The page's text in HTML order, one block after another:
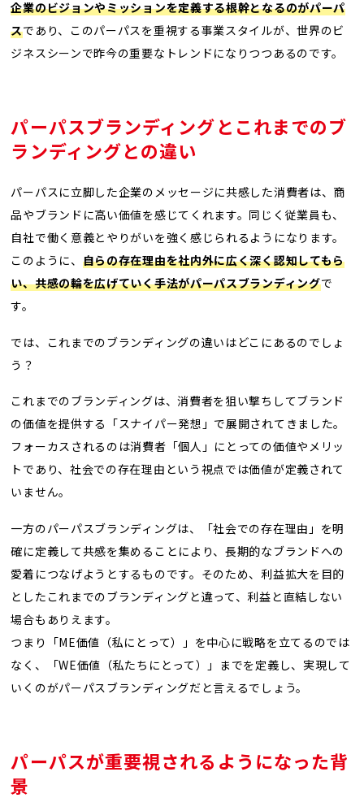
企業のビジョンやミッションを定義する根幹となるのがパーパ
スであり、このパーパスを重視する事業スタイルが、世界のビ
ジネスシーンで昨今の重要なトレンドになりつつあるのです。
パーパスブランディングとこれまでのブ
ランディングとの違い
パーパスに立脚した企業のメッセージに共感した消費者は、商
品やブランドに高い価値を感じてくれます。同じく従業員も、
自社で働く意義とやりがいを強く感じられるようになります。
このように、 自らの存在理由を社内外に広く深く認知してもら
い、共感の輪を広げていく手法がパーパスブランディングで
す。
では、これまでのブランディングの違いはどこにあるのでしょ
う？
これまでのブランディングは、消費者を狙い撃ちしてブランド
の価値を提供する「スナイパー発想」で展開されてきました。
フォーカスされるのは消費者「個人」にとっての価値やメリッ
トであり、社会での存在理由という視点では価値が定義されて
いません。
一方のパーパスブランディングは、「社会での存在理由」を明
確に定義して共感を集めることにより、長期的なブランドへの
愛着につなげようとするものです。そのため、利益拡大を目的
としたこれまでのブランディングと違って、利益と直結しない
場合もありえます。
つまり「ME価値（私にとって）」を中心に戦略を立てるのでは
なく、「WE価値（私たちにとって）」までを定義し、実現して
いくのがパーパスブランディングだと言えるでしょう。
パーパスが重要視されるようになった背
景